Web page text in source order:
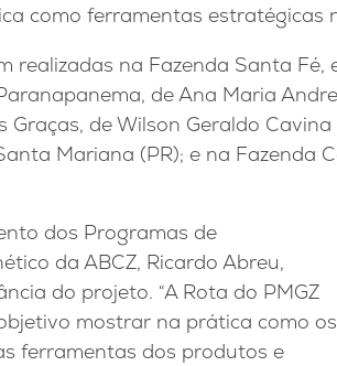
como ferramentas estratégicas
realizadas na Fazenda Santa Fé,
de Ana Maria
Graças, de Wilson Geraldo
Mariana (PR); e na Fazenda
dos Programas de
da ABCZ, Ricardo Abreu,
do projeto. “A Rota do PMGZ
mostrar na prática como os
ferramentas dos produtos e